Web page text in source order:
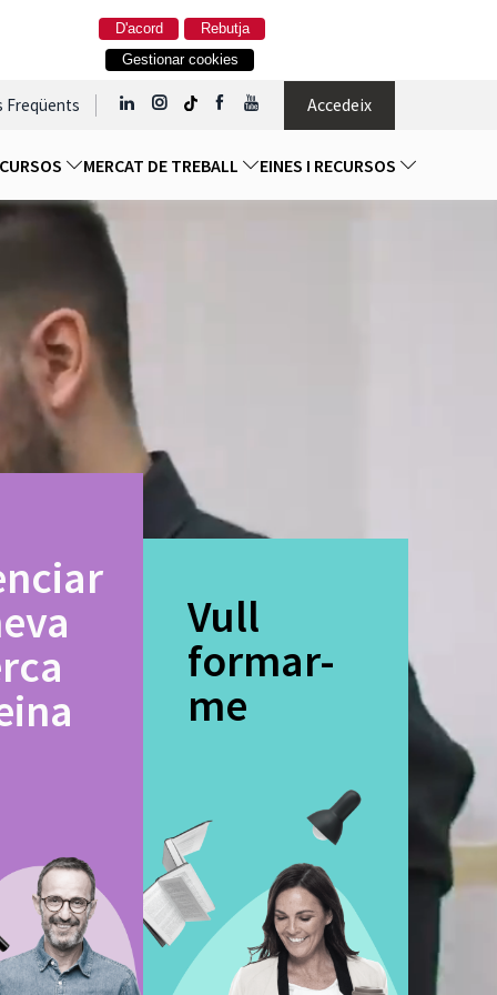
Rebutja
D'acord
Gestionar cookies
Freqüents Accedeix
MERCAT DE TREBALL EINES I RECURSOS
Vull
formar-
me